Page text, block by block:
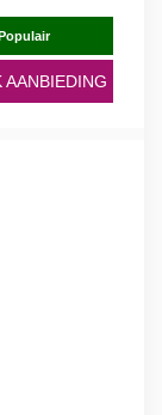
AANBIEDING